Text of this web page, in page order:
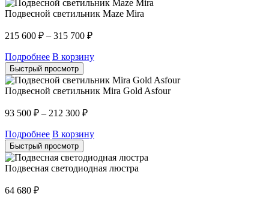
Подвесной светильник Maze Mira
215 600 ₽ – 315 700 ₽
Подробнее В корзину
Быстрый просмотр
Подвесной светильник Mira Gold Asfour
93 500 ₽ – 212 300 ₽
Подробнее В корзину
Быстрый просмотр
Подвесная светодиодная люстра
64 680 ₽